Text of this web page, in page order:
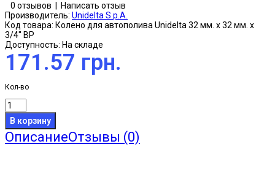
0 отзывов
Написать отзыв
Производитель: Unidelta S.p.A.
Код товара: Колено для автополива Unidelta 32 мм. х 32 мм. х
3/4" ВР
Доступность: На складе
171.57 грн.
Кол-во
ОписаниеОтзывы (0)